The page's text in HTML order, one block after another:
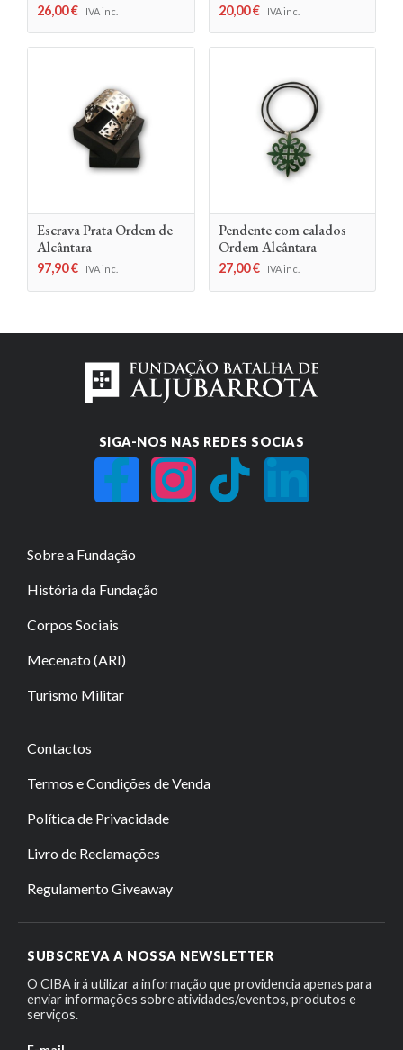
26,00€ IVA inc. 20,00€ IVA inc.
Escrava Prata Ordem de
Alcântara
97,90€ IVA inc.
Pendente com calados
Ordem Alcântara
27,00€ IVA inc.
SIGA-NOS NAS REDES SOCIAS
Sobre a Fundação
História da Fundação
Corpos Sociais
Mecenato (ARI)
Turismo Militar
Contactos
Termos e Condições de Venda
Política de Privacidade
Livro de Reclamações
Regulamento Giveaway
SUBSCREVA A NOSSA NEWSLETTER
O CIBA irá utilizar a informação que providencia apenas para
enviar informações sobre atividades/eventos, produtos e
serviços.